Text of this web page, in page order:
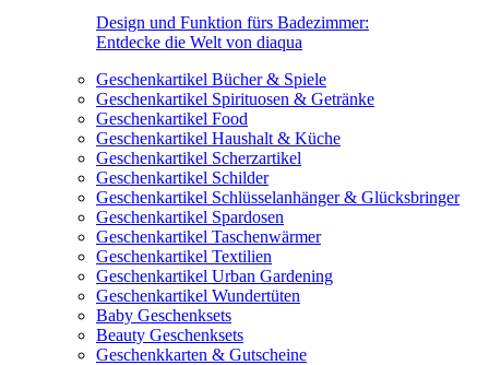
Design und Funktion fürs Badezimmer:
Entdecke die Welt von diaqua
Geschenkartikel Bücher & Spiele
Geschenkartikel Spirituosen & Getränke
Geschenkartikel Food
Geschenkartikel Haushalt & Küche
Geschenkartikel Scherzartikel
Geschenkartikel Schilder
Geschenkartikel Schlüsselanhänger & Glücksbringer
Geschenkartikel Spardosen
Geschenkartikel Taschenwärmer
Geschenkartikel Textilien
Geschenkartikel Urban Gardening
Geschenkartikel Wundertüten
Baby Geschenksets
Beauty Geschenksets
Geschenkkarten & Gutscheine